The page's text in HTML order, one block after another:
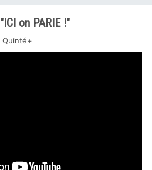
"ICI on PARIE !"
Quinté+